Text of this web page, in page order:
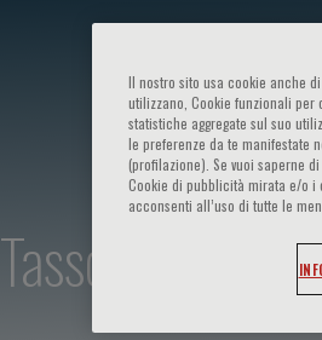
Tassos
Il nostro sito usa cookie anche
utilizzano, Cookie funzionali per
statistiche aggregate sul suo
le preferenze da te manifestate
(profilazione). Se vuoi saperne
Cookie di pubblicità mirata e/o i
acconsenti all’uso di tutte le